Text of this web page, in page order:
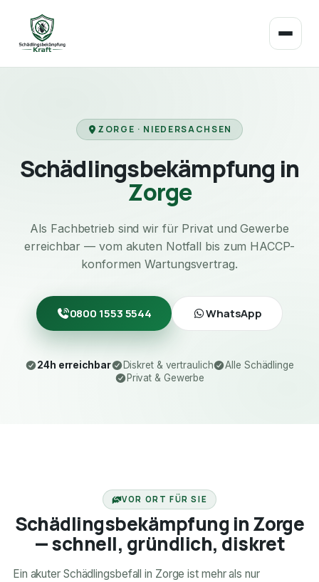
ZORGE · NIEDERSACHSEN
Schädlingsbekämpfung in
Zorge
Als Fachbetrieb sind wir für Privat und Gewerbe
erreichbar — vom akuten Notfall bis zum HACCP-
konformen Wartungsvertrag.
0800 1553 5544 WhatsApp
24h erreichbar Diskret & vertraulich
Alle Schädlinge
Privat & Gewerbe
VOR ORT FÜR SIE
Schädlingsbekämpfung in Zorge
— schnell, gründlich, diskret
Ein akuter Schädlingsbefall in Zorge ist mehr als nur